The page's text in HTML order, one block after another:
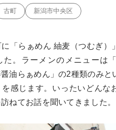
古町 新潟市中央区
「らぁめん 紬麦（つむぎ）
た。ラーメンのメニューは
油らぁめん」の2種類のみと
を感じます。いったいどんな
ねてお話を聞いてきました。